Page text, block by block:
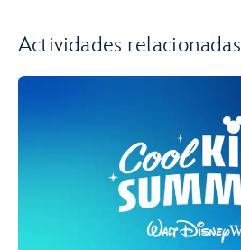
Actividades relacionadas